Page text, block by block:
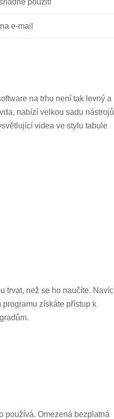
použití
e-mail
na trhu není tak levný a
nabízí velkou sadu nástrojů
videa ve stylu tabule
trvat, než se ho naučíte. Navíc
získáte přístup k
používá. Omezená bezplatná